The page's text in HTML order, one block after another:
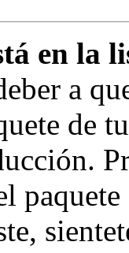
en la
a
de